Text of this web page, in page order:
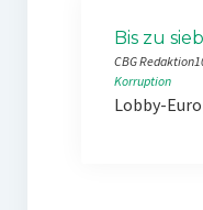
Bis zu
CBG Redaktion
Korruption
Lobby-